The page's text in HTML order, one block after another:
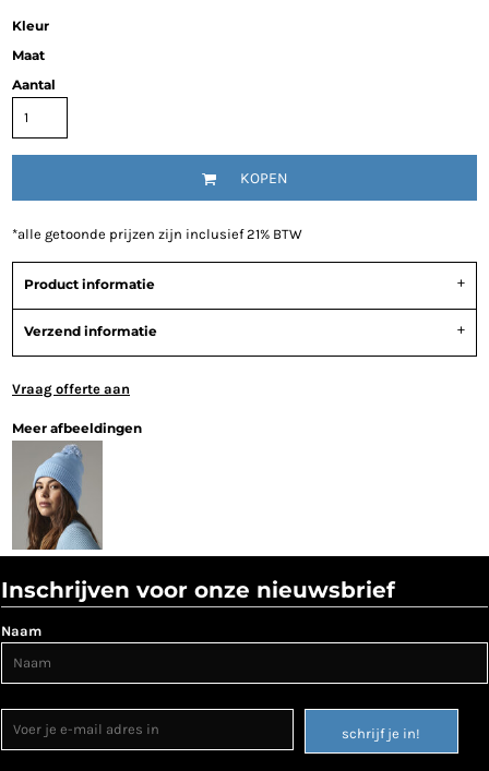
Kleur
Maat
Aantal
KOPEN
*alle getoonde prijzen zijn inclusief 21% BTW
Product informatie
Verzend informatie
Vraag offerte aan
Meer afbeeldingen
Inschrijven voor onze nieuwsbrief
Naam
schrijf je in!